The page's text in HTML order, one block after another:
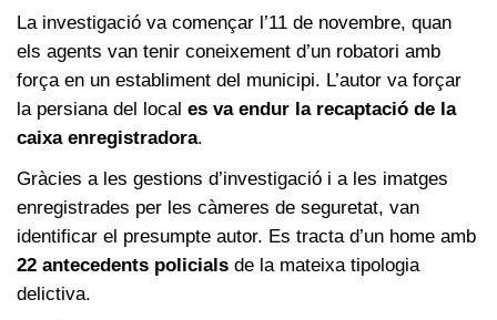
La investigació va començar l’11 de novembre, quan
els agents van tenir coneixement d’un robatori amb
força en un establiment del municipi. L’autor va forçar
la persiana del local es va endur la recaptació de la
caixa enregistradora.
Gràcies a les gestions d’investigació i a les imatges
enregistrades per les càmeres de seguretat, van
identificar el presumpte autor. Es tracta d’un home amb
22 antecedents policials de la mateixa tipologia
delictiva.